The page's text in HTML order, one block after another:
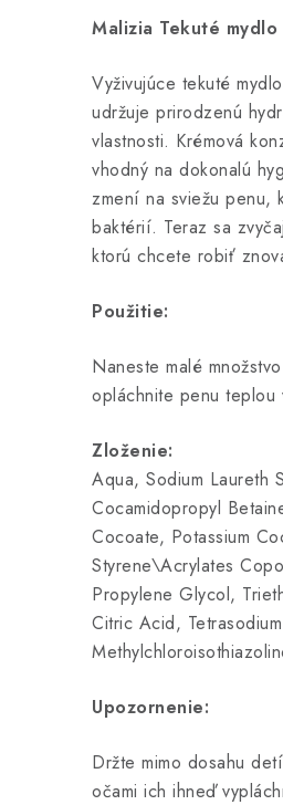
Malizia Tekuté mydlo
Vyživujúce tekuté
udržuje prirodzenú
vlastnosti. Krémová
vhodný na dokonalú
zmení na sviežu penu,
baktérií. Teraz sa
ktorú chcete robiť
Použitie:
Naneste malé
opláchnite penu
Zloženie:
Aqua, Sodium Laureth
Cocamidopropyl
Cocoate, Potassium
Styrene\Acrylates
Propylene Glycol,
Citric Acid,
Upozornenie:
Držte mimo dosahu
očami ich ihneď